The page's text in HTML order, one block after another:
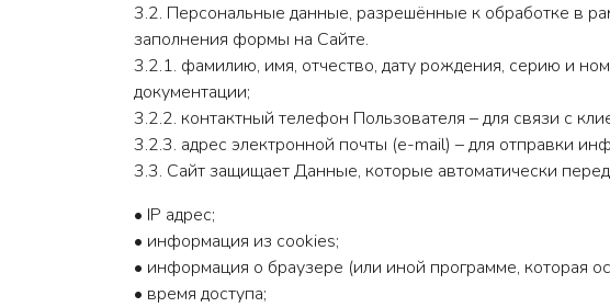
3.2. Персональные данные, разрешённые к обработке в
заполнения формы на Сайте.
3.2.1. фамилию, имя, отчество, дату рождения, серию и
документации;
3.2.2. контактный телефон Пользователя – для связи с
3.2.3. адрес электронной почты (e-mail) – для отправки
3.3. Сайт защищает Данные, которые автоматически
• IP адрес;
• информация из cookies;
• информация о браузере (или иной программе, которая
• время доступа;